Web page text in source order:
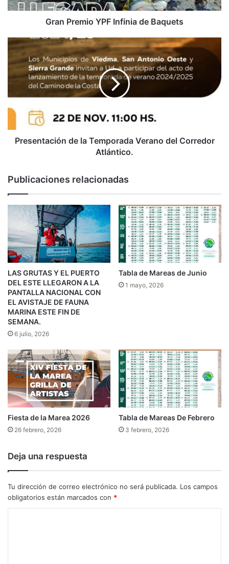
Gran Premio YPF Infinia de Baquets
Presentación de la Temporada Verano del Corredor
Atlántico.
Publicaciones relacionadas
LAS GRUTAS Y EL PUERTO
DEL ESTE LLEGARON A LA
PANTALLA NACIONAL CON
EL AVISTAJE DE FAUNA
MARINA ESTE FIN DE
SEMANA.
6 julio, 2026
Tabla de Mareas de Junio
1 mayo, 2026
Fiesta de la Marea 2026
26 febrero, 2026
Tabla de Mareas De Febrero
3 febrero, 2026
Deja una respuesta
Tu dirección de correo electrónico no será publicada. Los campos
obligatorios están marcados con *